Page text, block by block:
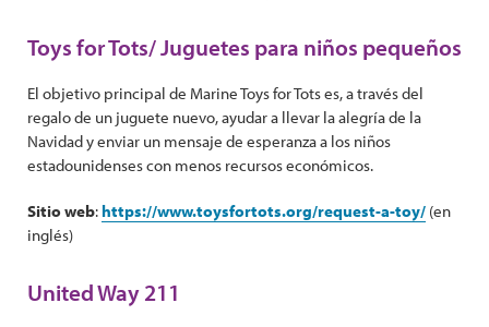
Toys for Tots/ Juguetes para niños pequeños
El objetivo principal de Marine Toys for Tots es, a través del
regalo de un juguete nuevo, ayudar a llevar la alegría de la
Navidad y enviar un mensaje de esperanza a los niños
estadounidenses con menos recursos económicos.
Sitio web: https://www.toysfortots.org/request-a-toy/ (en
inglés)
United Way 211